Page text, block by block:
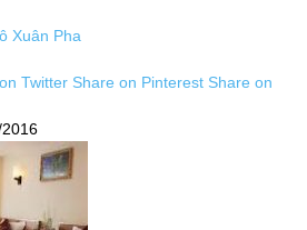
Xuân Pha
Twitter Share on Pinterest Share on